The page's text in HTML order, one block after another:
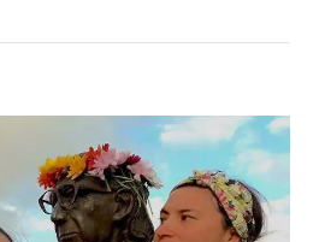
Hacer
Y
Con
Quién»: